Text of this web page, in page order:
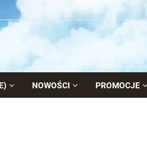
NOWOŚCI PROMOCJE